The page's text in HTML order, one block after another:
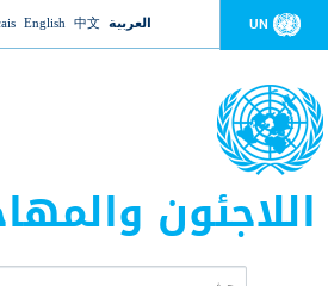
to navigation UN العربية 中文
English
اللاجئون